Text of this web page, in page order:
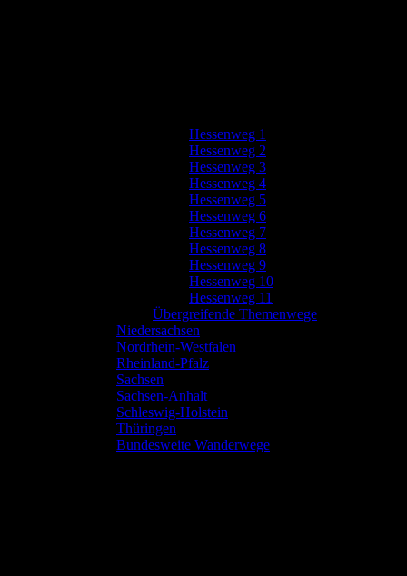
Hessenweg 1
Hessenweg 2
Hessenweg 3
Hessenweg 4
Hessenweg 5
Hessenweg 6
Hessenweg 7
Hessenweg 8
Hessenweg 9
Hessenweg 10
Hessenweg 11
Übergreifende Themenwege
Niedersachsen
Nordrhein-Westfalen
Rheinland-Pfalz
Sachsen
Sachsen-Anhalt
Schleswig-Holstein
Thüringen
Bundesweite Wanderwege